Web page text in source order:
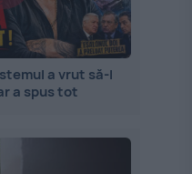
a vrut să-l
a spus tot